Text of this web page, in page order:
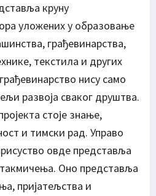
круну
уложених у образовање
грађевинарства,
текстила и других
нису само
развоја сваког друштва.
стоје знање,
и тимски рад. Управо
овде представља
Оно представља
пријатељства и